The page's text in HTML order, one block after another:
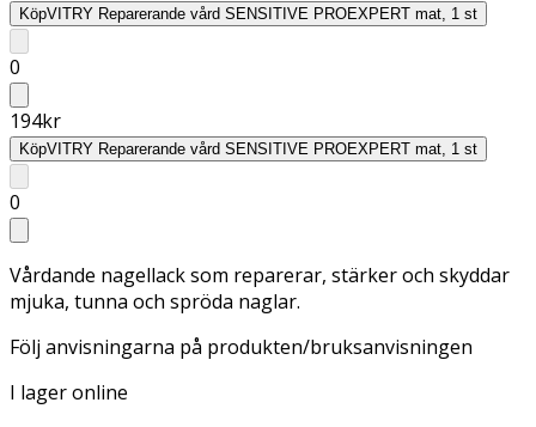
KöpVITRY Reparerande vård SENSITIVE PROEXPERT mat, 1 st
0
194kr
KöpVITRY Reparerande vård SENSITIVE PROEXPERT mat, 1 st
0
Vårdande nagellack som reparerar, stärker och skyddar
mjuka, tunna och spröda naglar.
Följ anvisningarna på produkten/bruksanvisningen
I lager online